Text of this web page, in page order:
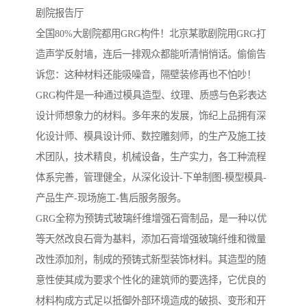
剧院‌报告厅
全国80%大剧院都用GRG构件！北京某歌剧院用GRG打
造声学反射墙，连后一排观众都能听清悄悄话。偷偷告
诉您：这种材料还能吸噪音，隔壁装修再也不怕吵！
GRG构件是一种通过模具造型、纹理、质感与色彩表达
设计师想象力的材料。多年来的发展，饰纪上品拥有深
化设计师、模具设计师、数控雕刻师，的生产及施工技
术团队，技术精良，机械设备，生产实力，各工种流程
体系完善，管理健全，从深化设计-下单制图-模型模具-
产品生产-现场施工-售后服务服务。
GRG全称为预铸式玻璃纤维增强石膏制品，是一种以优
等天然改良石膏为基料，添加石膏增强玻璃纤维和微量
改性添加剂，制成的预铸式新型装饰材料。其造型的随
意性使其成为要求个性化的建筑师的要选择，它优良的
材料构成方式足以抵御外部环境造成的破损、变形和开